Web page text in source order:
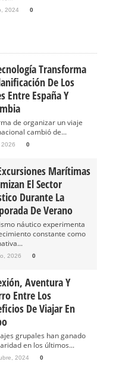
2024 0
Transforma
De Los
Entre España Y
de organizar un viaje
cambió de...
2026 0
Marítimas
El Sector
Durante La
De Verano
náutico experimenta
constante como
2026 0
Aventura Y
Entre Los
De Viajar En
grupales han ganado
en los últimos...
2024 0